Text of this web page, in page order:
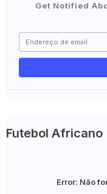
Get Notified
Futebol Africano
Error: Não